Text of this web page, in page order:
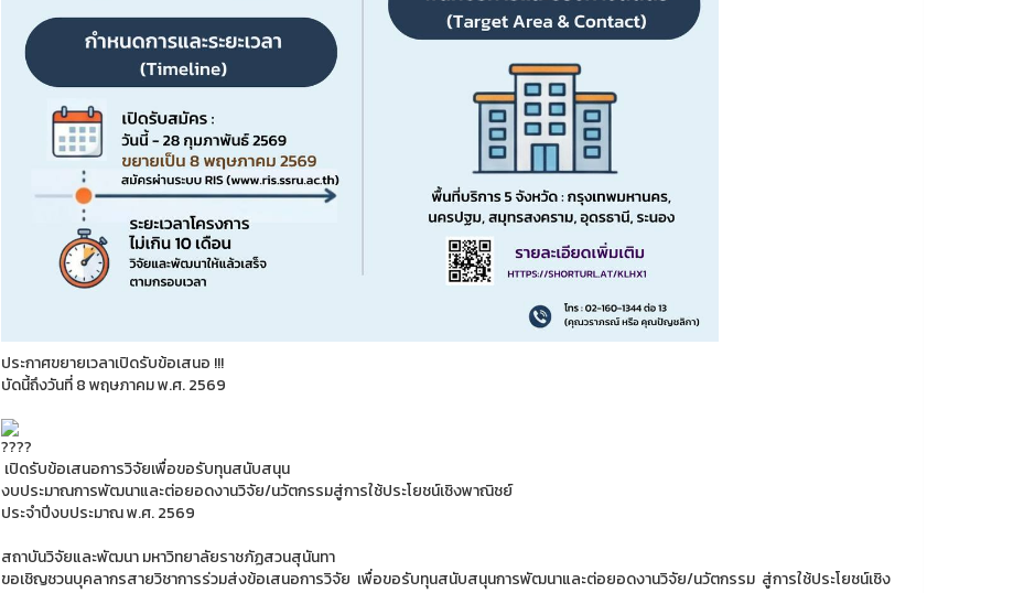
ประกาศขยายเวลาเปิดรับข้อเสนอ !!!
บัดนี้ถึงวันที่ 8 พฤษภาคม พ.ศ. 2569
เปิดรับข้อเสนอการวิจัยเพื่อขอรับทุนสนับสนุน
งบประมาณการพัฒนาและต่อยอดงานวิจัย/นวัตกรรมสู่การใช้ประโยชน์เชิงพาณิชย์
ประจำปีงบประมาณ พ.ศ. 2569
สถาบันวิจัยและพัฒนา มหาวิทยาลัยราชภัฏสวนสุนันทา
ขอเชิญชวนบุคลากรสายวิชาการร่วมส่งข้อเสนอการวิจัย เพื่อขอรับทุนสนับสนุนการพัฒนาและต่อยอดงานวิจัย/นวัตกรรม สู่การใช้ประโยชน์เชิง